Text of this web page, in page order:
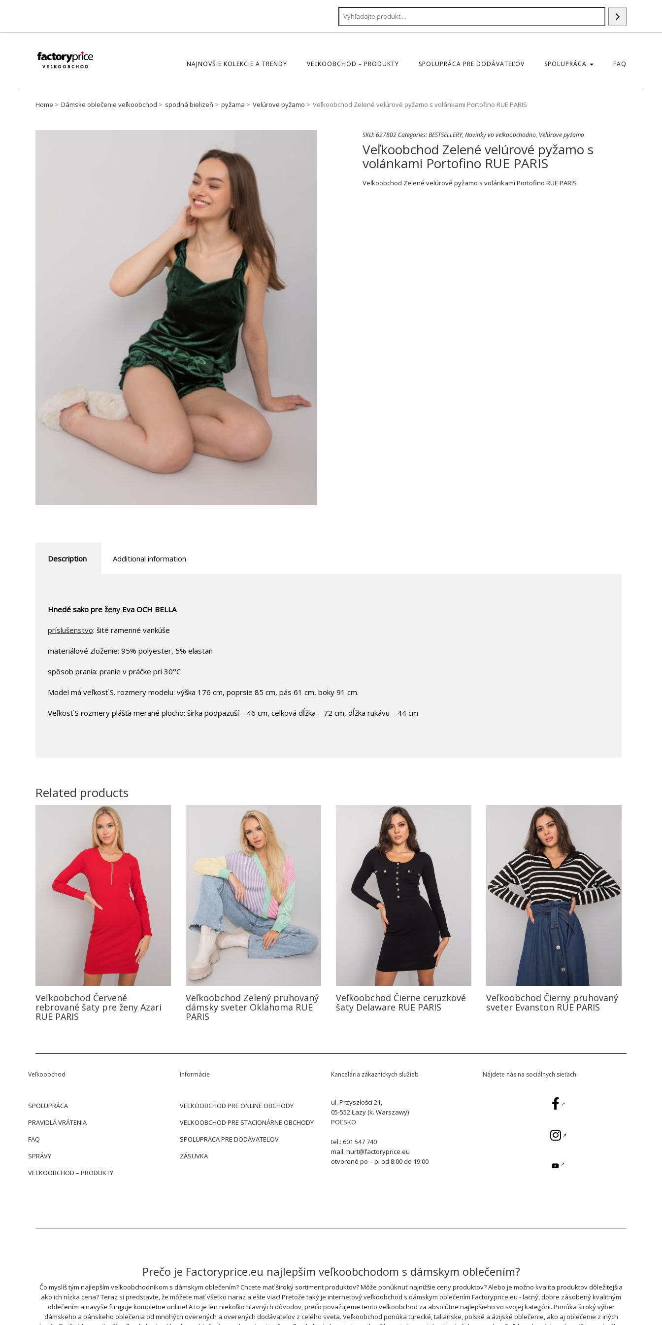
produktu
NAJNOVŠIE KOLEKCIE A TRENDY VEĽKOOBCHOD – PRODUKTY SPOLUPRÁCA PRE DODÁVATEĽOV SPOLUPRÁCA FAQ
Home Dámske oblečenie veľkoobchod spodná bielizeň pyžama Velúrove pyžamo Veľkoobchod Zelené velúrové pyžamo s volánkami Portofino RUE PARIS
SKU:627802 Categories:BESTSELLERY, Novinky vo veľkoobchodno, Velúrove pyžamo
Veľkoobchod Zelené velúrové pyžamo s
volánkami Portofino RUE PARIS
Veľkoobchod Zelené velúrové pyžamo s volánkami Portofino RUE PARIS
Description Additional information
Hnedé sako pre ženy Eva OCH BELLA.
príslušenstvo: šité ramenné vankúše
materiálové zloženie: 95% polyester, 5% elastan
spôsob prania: pranie v práčke pri 30°C
Model má veľkosť S. rozmery modelu: výška 176 cm, poprsie 85 cm, pás 61 cm, boky 91 cm.
Veľkosť S rozmery plášťa merané plocho: šírka podpazuší – 46 cm, celková dĺžka – 72 cm, dĺžka rukávu – 44 cm
Related products
Veľkoobchod Červené
rebrované šaty pre ženy Azari
RUE PARIS
Veľkoobchod Zelený pruhovaný
dámsky sveter Oklahoma RUE
PARIS
Veľkoobchod Čierne ceruzkové
šaty Delaware RUE PARIS
Veľkoobchod Čierny pruhovaný
sveter Evanston RUE PARIS
Veľkoobchod
SPOLUPRÁCA
PRAVIDLÁ VRÁTENIA
FAQ
SPRÁVY
VEĽKOOBCHOD – PRODUKTY
Informácie
VEĽKOOBCHOD PRE ONLINE OBCHODY
VEĽKOOBCHOD PRE STACIONÁRNE OBCHODY
SPOLUPRÁCA PRE DODÁVATEĽOV
ZÁSUVKA
Kancelária zákazníckych služieb
ul. Przyszłości 21,
05-552 Łazy (k. Warszawy)
POĽSKO
tel.: 601 547 740
mail: hurt@factoryprice.eu
otvorené po – pi od 8:00 do 19:00
Nájdete nás na sociálnych sieťach:
Prečo je Factoryprice.eu najlepším veľkoobchodom s dámskym oblečením?
Čo myslíš tým najlepším veľkoobchodníkom s dámskym oblečením? Chcete mať široký sortiment produktov? Môže ponúknuť najnižšie ceny produktov? Alebo je možno kvalita produktov dôležitejšia
ako ich nízka cena? Teraz si predstavte, že môžete mať všetko naraz a ešte viac! Pretože taký je internetový veľkoobchod s dámskym oblečením Factoryprice.eu - lacný, dobre zásobený kvalitným
oblečením a navyše funguje kompletne online! A to je len niekoľko hlavných dôvodov, prečo považujeme tento veľkoobchod za absolútne najlepšieho vo svojej kategórii. Ponúka široký výber
dámskeho a pánskeho oblečenia od mnohých overených a overených dodávateľov z celého sveta. Veľkoobchod ponúka turecké, talianske, poľské a ázijské oblečenie, ako aj oblečenie z iných